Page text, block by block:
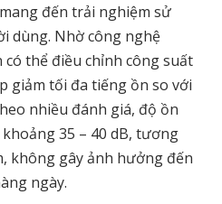
đến trải nghiệm sử
dùng. Nhờ công nghệ
thể điều chỉnh công suất
giảm tối đa tiếng ồn so với
nhiều đánh giá, độ ồn
35 – 40 dB, tương
không gây ảnh hưởng đến
ngày.